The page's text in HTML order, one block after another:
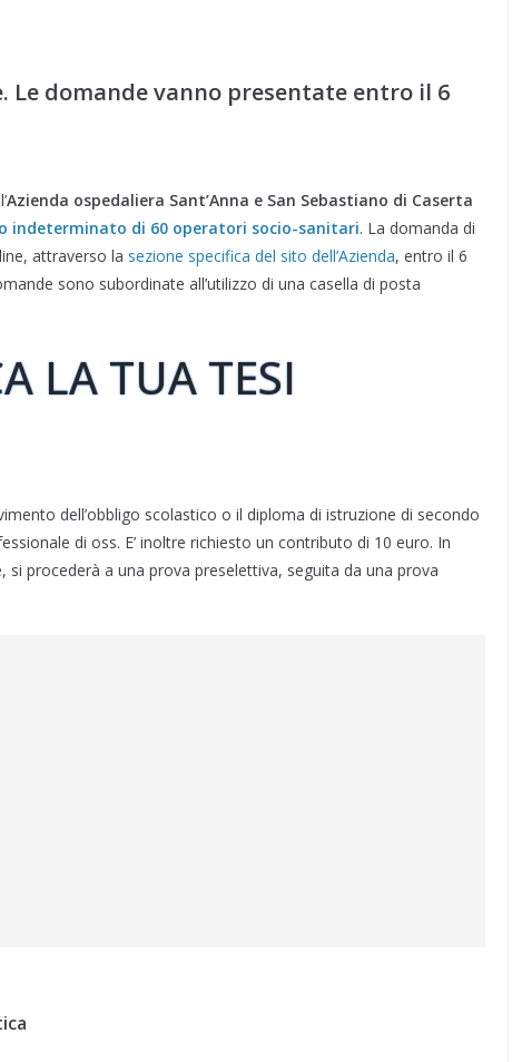
Le domande vanno presentate entro il 6
Azienda ospedaliera Sant’Anna e San Sebastiano di Caserta
indeterminato di 60 operatori socio-sanitari. La domanda di
attraverso la sezione specifica del sito dell’Azienda, entro il 6
sono subordinate all’utilizzo di una casella di posta
LA TUA TESI
dell’obbligo scolastico o il diploma di istruzione di secondo
di oss. E’ inoltre richiesto un contributo di 10 euro. In
procederà a una prova preselettiva, seguita da una prova